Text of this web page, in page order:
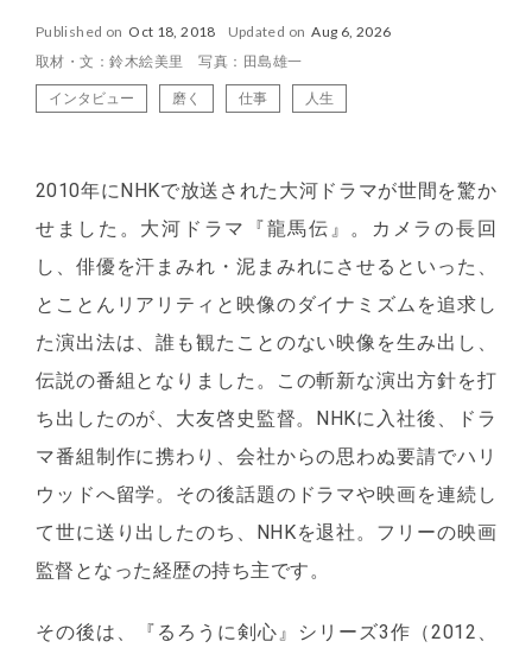
Published on Oct 18, 2018 Updated on Aug 6, 2026
取材・文：鈴木絵美里 写真：田島雄一
インタビュー 磨く 仕事 人生
2010年にNHKで放送された大河ドラマが世間を驚か
せました。大河ドラマ『龍馬伝』。カメラの長回
し、俳優を汗まみれ・泥まみれにさせるといった、
とことんリアリティと映像のダイナミズムを追求し
た演出法は、誰も観たことのない映像を生み出し、
伝説の番組となりました。この斬新な演出方針を打
ち出したのが、大友啓史監督。NHKに入社後、ドラ
マ番組制作に携わり、会社からの思わぬ要請でハリ
ウッドへ留学。その後話題のドラマや映画を連続し
て世に送り出したのち、NHKを退社。フリーの映画
監督となった経歴の持ち主です。
その後は、『るろうに剣心』シリーズ3作（2012、